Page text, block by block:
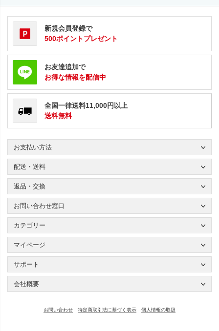
新規会員登録で
500ポイントプレゼント
お友達追加で
お得な情報を配信中
全国一律送料11,000円以上
送料無料
お支払い方法
配送・送料
返品・交換
お問い合わせ窓口
カテゴリー
マイページ
サポート
会社概要
お問い合わせ 特定商取引法に基づく表示 個人情報の取扱